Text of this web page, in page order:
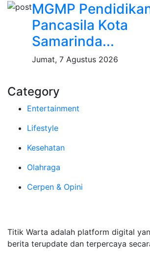
MGMP
Pancasila Kota
Samarinda...
Jumat, 7 Agustus 2026
Category
Entertainment
Lifestyle
Kesehatan
Olahraga
Cerpen & Opini
Titik Warta adalah platform digital
berita terupdate dan terpercaya